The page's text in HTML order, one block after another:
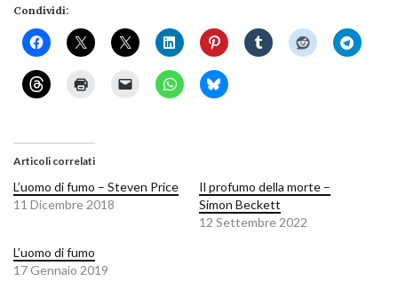
Condividi:
Articoli correlati
L’uomo di fumo – Steven Price
11 Dicembre 2018
Il profumo della morte –
Simon Beckett
12 Settembre 2022
L’uomo di fumo
17 Gennaio 2019